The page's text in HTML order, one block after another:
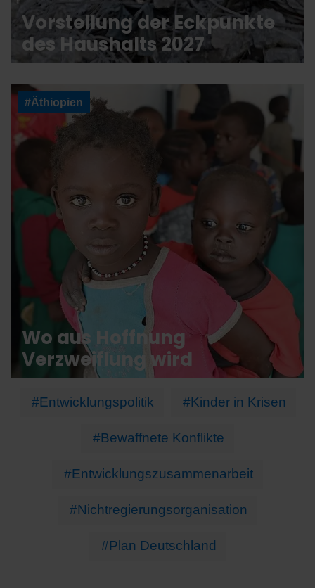
Vorstellung der Eckpunkte
des Haushalts 2027
#Äthiopien
Wo aus Hoffnung
Verzweiflung wird
#Entwicklungspolitik #Kinder in Krisen
#Bewaffnete Konflikte
#Entwicklungszusammenarbeit
#Nichtregierungsorganisation
#Plan Deutschland